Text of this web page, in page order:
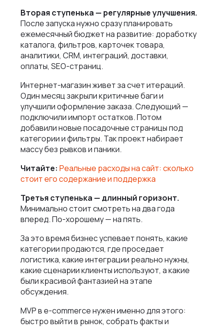
Вторая ступенька — регулярные улучшения.
После запуска нужно сразу планировать
ежемесячный бюджет на развитие: доработку
каталога, фильтров, карточек товара,
аналитики, CRM, интеграций, доставки,
оплаты, SEO-страниц.
Интернет-магазин живет за счет итераций.
Один месяц закрыли критичные баги и
улучшили оформление заказа. Следующий —
подключили импорт остатков. Потом
добавили новые посадочные страницы под
категории и фильтры. Так проект набирает
массу без рывков и паники.
Читайте: Реальные расходы на сайт: сколько
стоит его содержание и поддержка
Третья ступенька — длинный горизонт.
Минимально стоит смотреть на два года
вперед. По-хорошему — на пять.
За это время бизнес успевает понять, какие
категории продаются, где проседает
логистика, какие интеграции реально нужны,
какие сценарии клиенты используют, а какие
были красивой фантазией на этапе
обсуждения.
MVP в e-commerce нужен именно для этого:
быстро выйти в рынок, собрать факты и